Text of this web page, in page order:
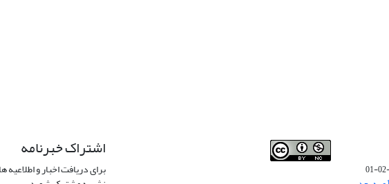
اشتراک خبرنامه
برای دریافت اخبار و